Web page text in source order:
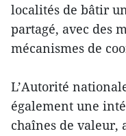
localités de bâtir
partagé, avec des
mécanismes de
L’Autorité
également une
chaînes de valeur,